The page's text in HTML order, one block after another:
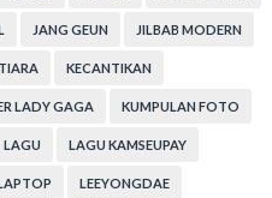
JANG GEUN JILBAB MODERN
KECANTIKAN
LADY GAGA KUMPULAN FOTO
LAGU LAGU KAMSEUPAY
LEEYONGDAE